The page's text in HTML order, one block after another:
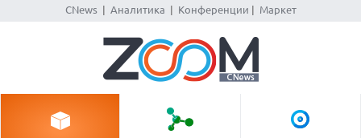
CNews| Аналитика Конференции Маркет